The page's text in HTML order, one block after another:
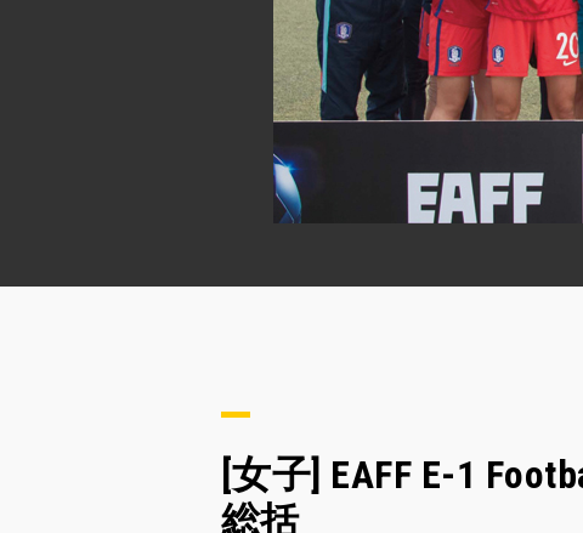
[女子] EAFF E-1
総括